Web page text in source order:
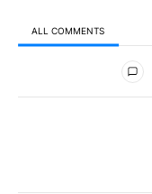
ALL COMMENTS
All Comments